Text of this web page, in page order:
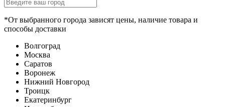
*От выбранного города зависят цены, наличие товара и
способы доставки
Волгоград
Москва
Саратов
Воронеж
Нижний Новгород
Троицк
Екатеринбург